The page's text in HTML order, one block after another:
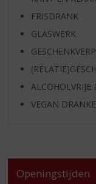
FRISDRANK
GLASWERK
ALCOHOLVRIJE
VEGAN
Openingstijden